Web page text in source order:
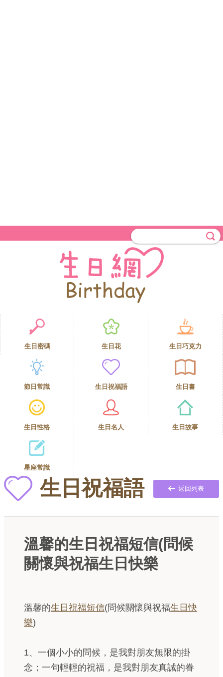
生日密碼 生日花 生日巧克力
節日常識 生日祝福語 生日書
生日性格 生日名人 生日故事
星座常識
生日祝福語 返回列表
溫馨的生日祝福短信(問候
關懷與祝福生日快樂
溫馨的生日祝福短信(問候關懷與祝福生日快
樂)
1、一個小小的問候，是我對朋友無限的掛
念；一句輕輕的祝福，是我對朋友真誠的眷